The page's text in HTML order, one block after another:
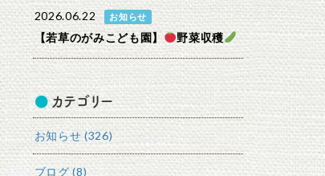
2026.06.22 お知らせ
【若草のがみこども園】 野菜収穫
カテゴリー
お知らせ (326)
ブログ (8)